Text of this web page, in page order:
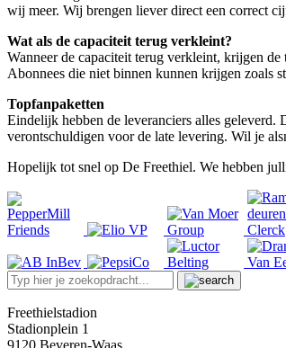
wij meer. Wij brengen liever direct een correct
Wat als de capaciteit terug verkleint?
Wanneer de capaciteit terug verkleint, krijgen
Abonnees die niet binnen kunnen krijgen zoals
Topfanpaketten
Eindelijk hebben de leveranciers alles geleverd.
verontschuldigen voor de late levering. Wil je
Hopelijk tot snel op De Freethiel. We hebben
Freethielstadion
Stadionplein 1
9120 Beveren-Waas